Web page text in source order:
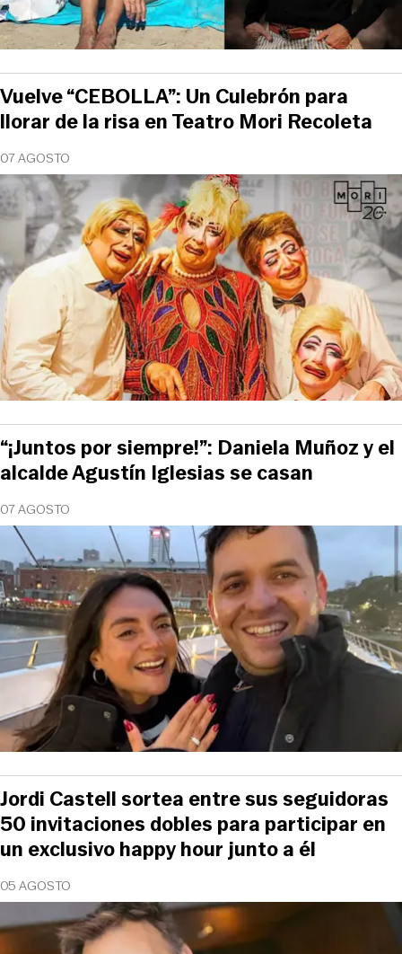
07 AGOSTO
Vuelve “CEBOLLA”: Un Culebrón para
llorar de la risa en Teatro Mori Recoleta
07 AGOSTO
“¡Juntos por siempre!”: Daniela Muñoz y el
alcalde Agustín Iglesias se casan
05 AGOSTO
Jordi Castell sortea entre sus seguidoras
50 invitaciones dobles para participar en
un exclusivo happy hour junto a él